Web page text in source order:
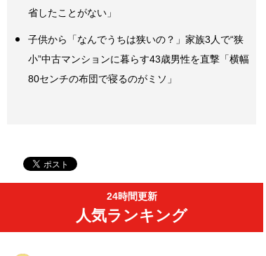
省したことがない」
子供から「なんでうちは狭いの？」家族3人で“狭
小”中古マンションに暮らす43歳男性を直撃「横幅
80センチの布団で寝るのがミソ」
24時間更新
人気ランキング